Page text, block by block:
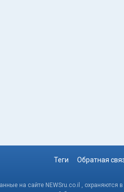
Теги Обратная
на сайте NEWSru.co.il , охраняются